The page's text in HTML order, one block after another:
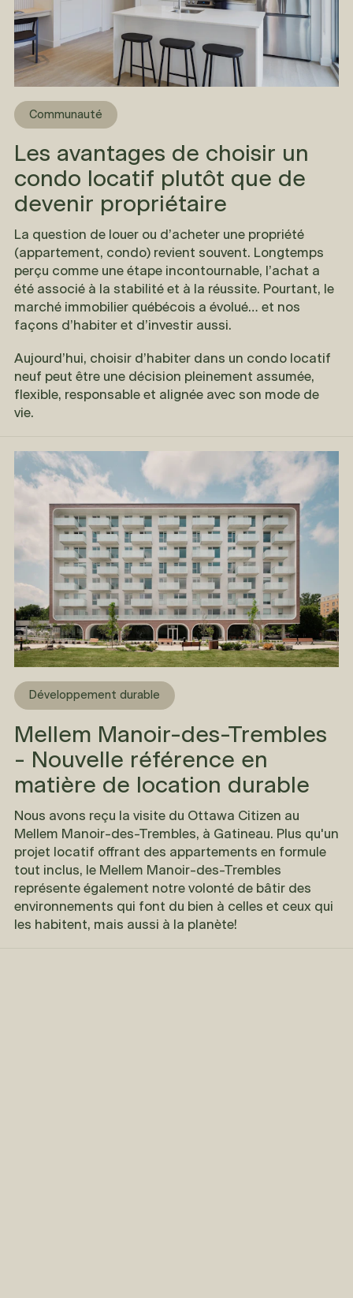
Communauté
Les avantages de choisir un
condo locatif plutôt que de
devenir propriétaire
La question de louer ou d’acheter une propriété
(appartement, condo) revient souvent. Longtemps
perçu comme une étape incontournable, l’achat a
été associé à la stabilité et à la réussite. Pourtant, le
marché immobilier québécois a évolué… et nos
façons d’habiter et d’investir aussi.
Aujourd’hui, choisir d’habiter dans un condo locatif
neuf peut être une décision pleinement assumée,
flexible, responsable et alignée avec son mode de
vie.
Développement durable
Mellem Manoir-des-Trembles
- Nouvelle référence en
matière de location durable
Nous avons reçu la visite du Ottawa Citizen au
Mellem Manoir-des-Trembles, à Gatineau. Plus qu'un
projet locatif offrant des appartements en formule
tout inclus, le Mellem Manoir-des-Trembles
représente également notre volonté de bâtir des
environnements qui font du bien à celles et ceux qui
les habitent, mais aussi à la planète!